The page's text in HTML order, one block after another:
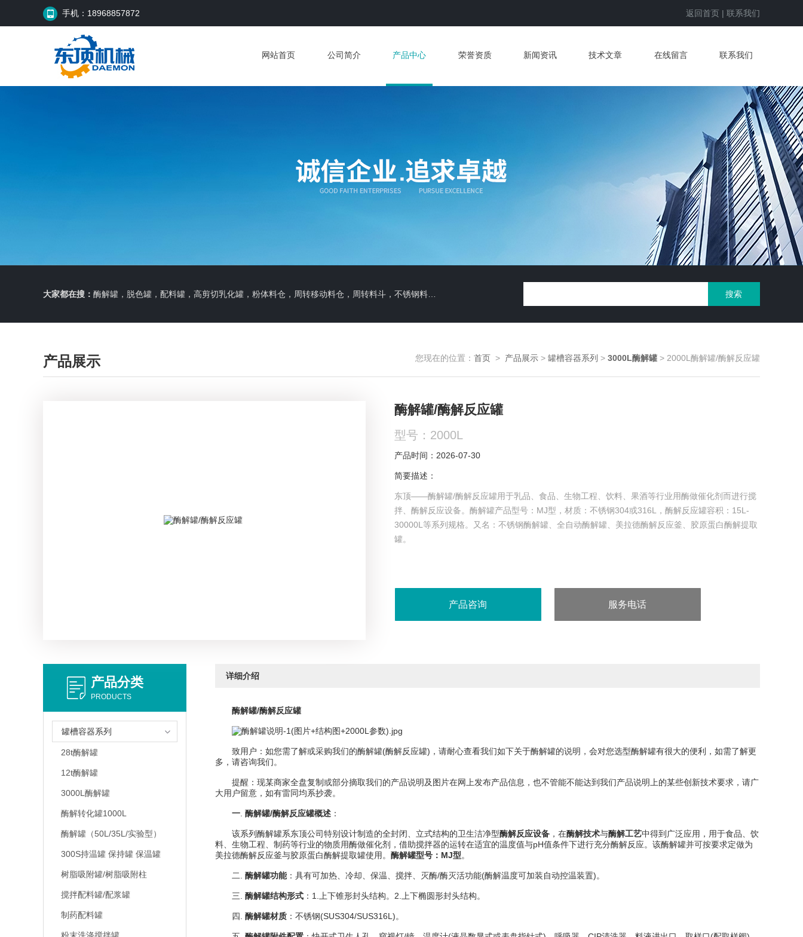
手机：18968857872 返回首页 | 联系我们
网站首页 公司简介 产品中心 荣誉资质 新闻资讯 技术文章 在线留言 联系我们
大家都在搜： 酶解罐，脱色罐，配料罐，高剪切乳化罐，粉体料仓，周转移动料仓，周转料斗，不锈钢料仓，立式真空干燥机，树脂吸附罐
产品展示 您现在的位置： 首页 > 产品展示 > 罐槽容器系列 > 3000L酶解罐 > 2000L酶解罐/酶解反应罐
酶解罐/酶解反应罐
型号：2000L
产品时间：2026-07-30
简要描述：
东顶——酶解罐/酶解反应罐用于乳品、食品、生物工程、饮料、果酒等行业用酶做催化剂而进行搅
拌、酶解反应设备。酶解罐产品型号：MJ型，材质：不锈钢304或316L，酶解反应罐容积：15L-
30000L等系列规格。又名：不锈钢酶解罐、全自动酶解罐、美拉德酶解反应釜、胶原蛋白酶解提取
罐。
产品咨询 服务电话
产品分类
PRODUCTS
罐槽容器系列
28t酶解罐
12t酶解罐
3000L酶解罐
酶解转化罐1000L
酶解罐（50L/35L/实验型）
300S持温罐 保持罐 保温罐
树脂吸附罐/树脂吸附柱
搅拌配料罐/配浆罐
制药配料罐
详细介绍
酶解罐/酶解反应罐
致用户：如您需了解或采购我们的酶解罐(酶解反应罐)，请耐心查看我们如下关于酶解罐的说明，会对您选型酶解罐有很大的便利，如需了解更
多，请咨询我们。
提醒：现某商家全盘复制或部分摘取我们的产品说明及图片在网上发布产品信息，也不管能不能达到我们产品说明上的某些创新技术要求，请广
大用户留意，如有雷同均系抄袭。
一 酶解罐/酶解反应罐概述 ：
该系列酶解罐系东顶公司特别设计制造的全封闭、立式结构的卫生洁净型酶解反应设备 ，在酶解技术与酶解工艺中得到广泛应用，用于食品、饮
料、生物工程、制药等行业的物质用酶做催化剂，借助搅拌器的运转在适宜的温度值与pH值条件下进行充分酶解反应。该酶解罐并可按要求定做为
美拉德酶解反应釜与胶原蛋白酶解提取罐使用。 酶解罐型号：MJ型。
二. 酶解罐功能：具有可加热、冷却、保温、搅拌、灭酶/酶灭活功能(酶解温度可加装自动控温装置)。
三. 酶解罐结构形式 ：1.上下锥形封头结构。2.上下椭圆形封头结构。
四. 酶解罐材质 ：不锈钢(SUS304/SUS316L)。